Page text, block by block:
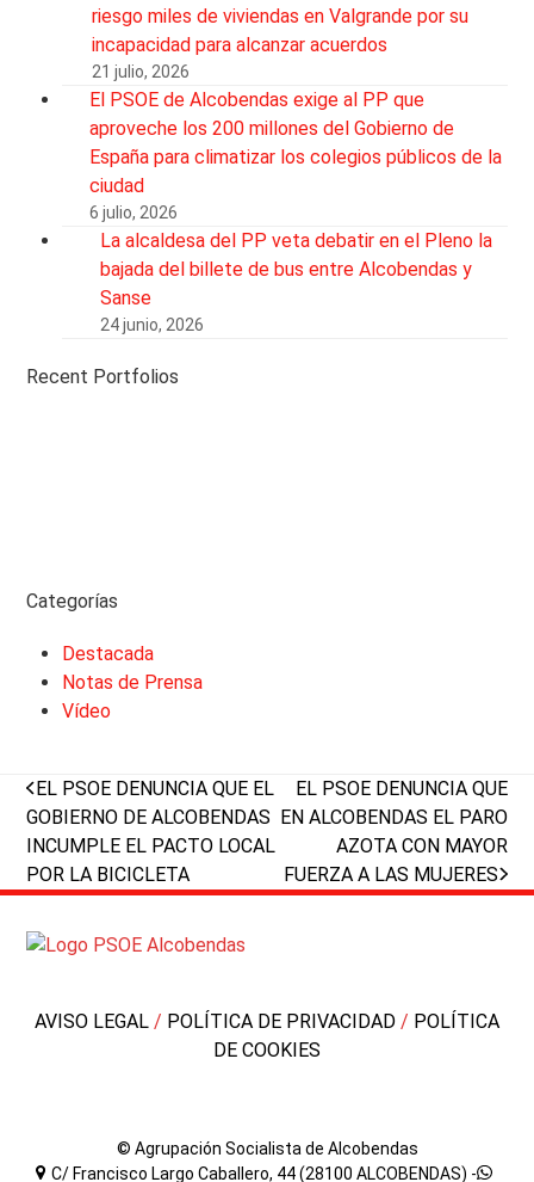
riesgo miles de viviendas en Valgrande por su
incapacidad para alcanzar acuerdos
21 julio, 2026
El PSOE de Alcobendas exige al PP que
aproveche los 200 millones del Gobierno de
España para climatizar los colegios públicos de la
ciudad
6 julio, 2026
La alcaldesa del PP veta debatir en el Pleno la
bajada del billete de bus entre Alcobendas y
Sanse
24 junio, 2026
Recent Portfolios
Categorías
Destacada
Notas de Prensa
Vídeo
previous
post:
EL PSOE DENUNCIA QUE EL
GOBIERNO DE ALCOBENDAS
INCUMPLE EL PACTO LOCAL
POR LA BICICLETA
next
post:
EL PSOE DENUNCIA QUE
EN ALCOBENDAS EL PARO
AZOTA CON MAYOR
FUERZA A LAS MUJERES
AVISO LEGAL / POLÍTICA DE PRIVACIDAD / POLÍTICA
DE COOKIES
© Agrupación Socialista de Alcobendas
C/ Francisco Largo Caballero, 44 (28100 ALCOBENDAS) -